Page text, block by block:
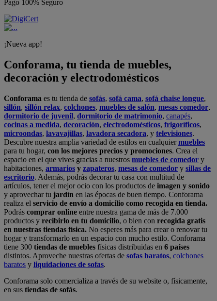
Pago 100% Seguro
¡Nueva app!
Conforama, tu tienda de muebles,
decoración y electrodomésticos
Conforama es tu tienda de sofás, sofá cama, sofá chaise longue,
sillón, sillón relax, colchones, muebles de salón, mesas comedor,
dormitorio de juvenil, dormitorio de matrimonio, canapés,
cocinas a medida, decoración, electrodomésticos, frigoríficos,
microondas, lavavajillas, lavadora secadora, y televisiones.
Descubre nuestra amplia variedad de estilos en cualquiermuebles
para tu hogar, con los mejores precios y promociones. Crea el
espacio en el que vives gracias a nuestros muebles de comedor y
habitaciones, armarios y zapateros, mesas de comedor y sillas de
escritorio. Además, podrás decorar tu casa con multitud de
artículos, tener el mejor ocio con los productos de imagen y sonido
y aprovechar tu jardín en las épocas de buen tiempo. Conforama
realiza el servicio de envío a domicilio como recogida en tienda.
Podrás comprar online entre nuestra gama de más de 7.000
productos y recibirlo en tu domicilio, o bien con recogida gratis
en nuestras tiendas física. No esperes más para crear o renovar tu
hogar y transformarlo en un espacio con mucho estilo. Conforama
tiene 300 tiendas de muebles físicas distribuidas en 6 países
distintos. Aproveche nuestras ofertas de sofas baratos, colchones
baratos y liquidaciones de sofas.
Conforama solo comercializa a través de su website o, físicamente,
en sus tiendas de sofás.